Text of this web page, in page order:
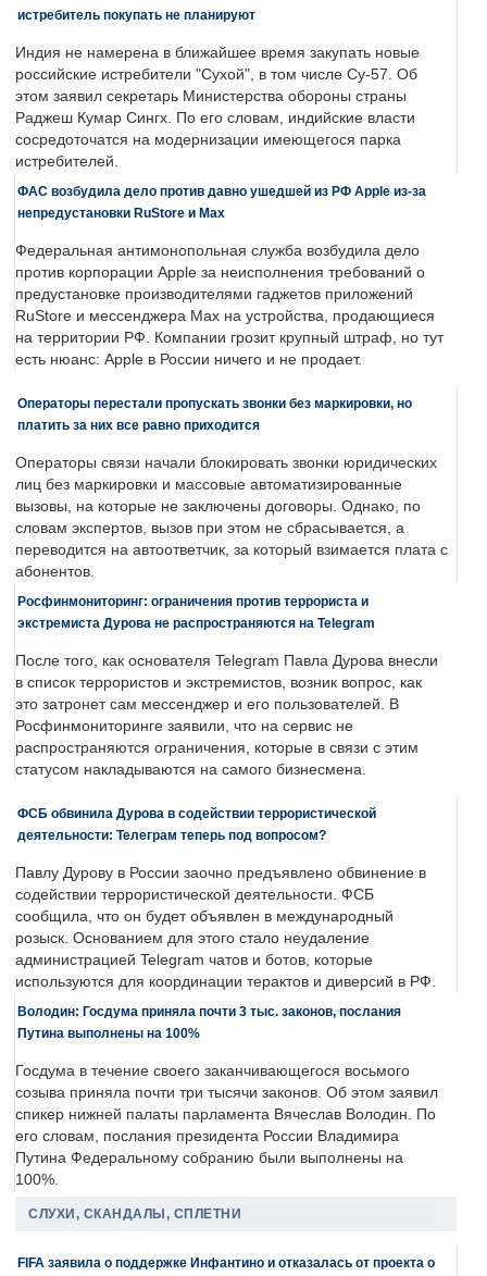
истребитель покупать не планируют
Индия не намерена в ближайшее время закупать новые
российские истребители "Сухой", в том числе Су-57. Об
этом заявил секретарь Министерства обороны страны
Раджеш Кумар Сингх. По его словам, индийские власти
сосредоточатся на модернизации имеющегося парка
истребителей.
ФАС возбудила дело против давно ушедшей из РФ Apple из-за
непредустановки RuStore и Max
Федеральная антимонопольная служба возбудила дело
против корпорации Apple за неисполнения требований о
предустановке производителями гаджетов приложений
RuStore и мессенджера Max на устройства, продающиеся
на территории РФ. Компании грозит крупный штраф, но тут
есть нюанс: Apple в России ничего и не продает.
Операторы перестали пропускать звонки без маркировки, но
платить за них все равно приходится
Операторы связи начали блокировать звонки юридических
лиц без маркировки и массовые автоматизированные
вызовы, на которые не заключены договоры. Однако, по
словам экспертов, вызов при этом не сбрасывается, а
переводится на автоответчик, за который взимается плата с
абонентов.
Росфинмониторинг: ограничения против террориста и
экстремиста Дурова не распространяются на Telegram
После того, как основателя Telegram Павла Дурова внесли
в список террористов и экстремистов, возник вопрос, как
это затронет сам мессенджер и его пользователей. В
Росфинмониторинге заявили, что на сервис не
распространяются ограничения, которые в связи с этим
статусом накладываются на самого бизнесмена.
ФСБ обвинила Дурова в содействии террористической
деятельности: Телеграм теперь под вопросом?
Павлу Дурову в России заочно предъявлено обвинение в
содействии террористической деятельности. ФСБ
сообщила, что он будет объявлен в международный
розыск. Основанием для этого стало неудаление
администрацией Telegram чатов и ботов, которые
используются для координации терактов и диверсий в РФ.
Володин: Госдума приняла почти 3 тыс. законов, послания
Путина выполнены на 100%
Госдума в течение своего заканчивающегося восьмого
созыва приняла почти три тысячи законов. Об этом заявил
спикер нижней палаты парламента Вячеслав Володин. По
его словам, послания президента России Владимира
Путина Федеральному собранию были выполнены на
100%.
СЛУХИ, СКАНДАЛЫ, СПЛЕТНИ
FIFA заявила о поддержке Инфантино и отказалась от проекта о